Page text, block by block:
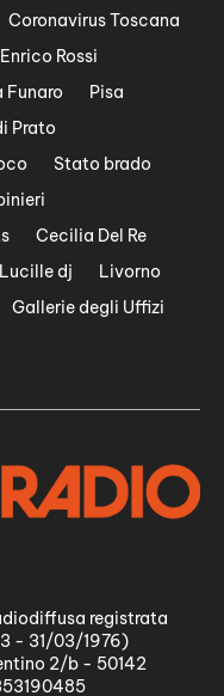
Coronavirus Toscana
Enrico Rossi
Funaro
Pisa
Prato
Stato brado
Cecilia Del Re
Lucille dj
Livorno
Gallerie degli Uffizi
registrata
- 31/03/1976)
2/b - 50142